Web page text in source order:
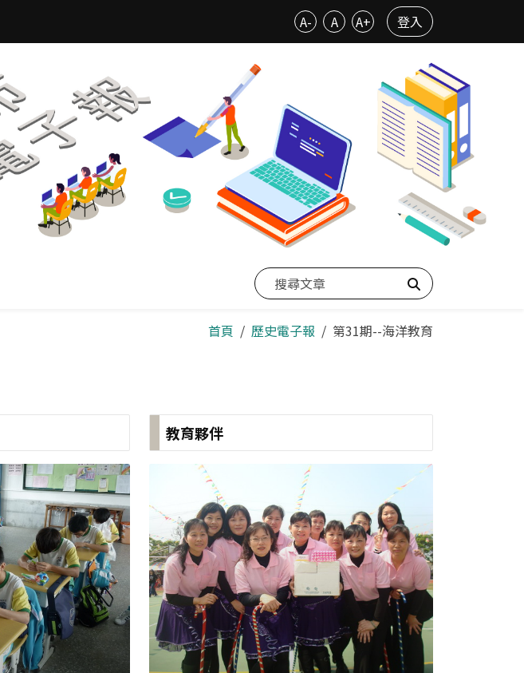
A- A A+ 登入
搜尋
首頁 歷史電子報 第31期--海洋教育
教育夥伴